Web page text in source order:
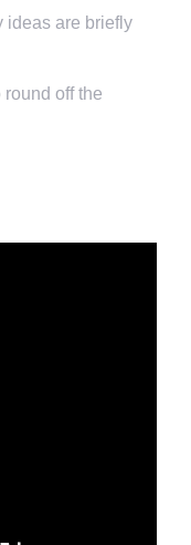
ideas are briefly
off the